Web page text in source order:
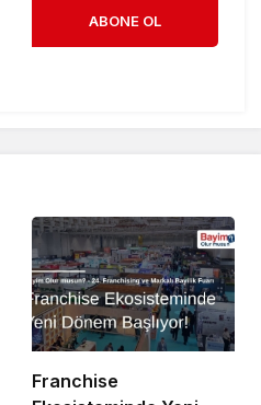
ABONE OL
Franchise